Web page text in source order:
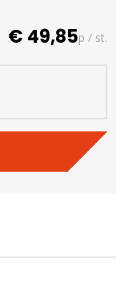
€ 49,85p / st.